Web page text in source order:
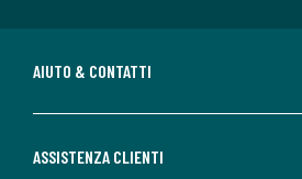
AIUTO & CONTATTI
ASSISTENZA CLIENTI